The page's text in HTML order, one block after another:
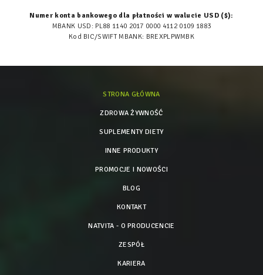
Numer konta bankowego dla płatności w walucie USD ($):
MBANK USD: PL88 1140 2017 0000 4112 0109 1883
Kod BIC/SWIFT MBANK: BREXPLPWMBK
STRONA GŁÓWNA
ZDROWA ŻYWNOŚĆ
SUPLEMENTY DIETY
INNE PRODUKTY
PROMOCJE I NOWOŚCI
BLOG
KONTAKT
NATVITA - O PRODUCENCIE
ZESPÓŁ
KARIERA